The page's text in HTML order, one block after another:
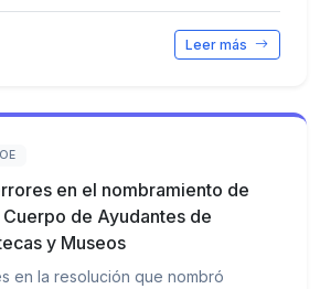
Leer más
en el nombramiento de
de Ayudantes de
y Museos
en la resolución que nombró